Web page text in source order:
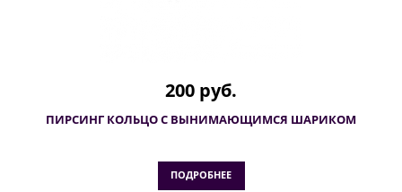
200 руб.
ПИРСИНГ КОЛЬЦО С ВЫНИМАЮЩИМСЯ ШАРИКОМ
ПОДРОБНЕЕ